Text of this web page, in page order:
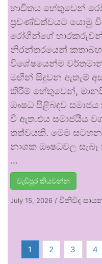
භාවිතය හේතුවෙන්
ප්‍රචණ්ඩත්වයට යොමු
රෝගීන්ගේ භාරකරුවන්
නිරන්තරයෙන්
විශේෂයෙන්ම
මඟින් සිදුවන ඇතැම්
කිරීම් හේතුවෙන්,
ඖෂධ පිළිබඳව
වී ඇත.එය සමාජයීය
තත්වයකි. මෙම සටහන
නාශක ඖෂධවල සැබෑ
…
වැඩිපුර කියවන්න
July 15, 2026 / විනිවිද
1 2 3 4